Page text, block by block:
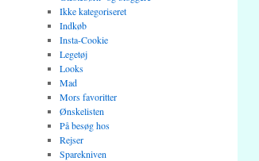
Ikke kategoriseret
Indkøb
Insta-Cookie
Legetøj
Looks
Mad
Mors favoritter
Ønskelisten
På besøg hos
Rejser
Sparekniven